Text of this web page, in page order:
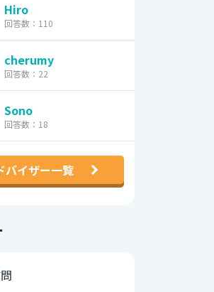
Hiro
回答数：110
cherumy
回答数：22
Sono
回答数：18
バイザー一覧